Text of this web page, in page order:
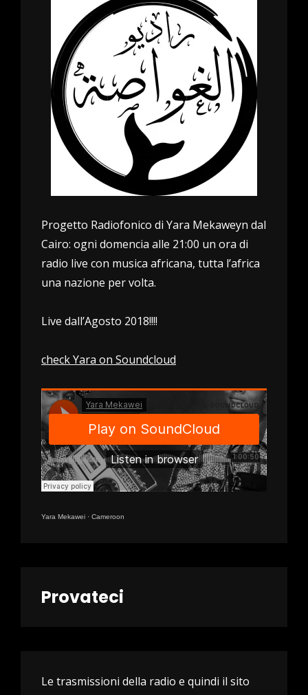
Progetto Radiofonico di Yara Mekaweyn dal
Cairo: ogni domencia alle 21:00 un ora di
radio live con musica africana, tutta l’africa
una nazione per volta.
Live dall’Agosto 2018!!!!
check Yara on Soundcloud
Yara Mekawei · Cameroon
Provateci
Le trasmissioni della radio e quindi il sito